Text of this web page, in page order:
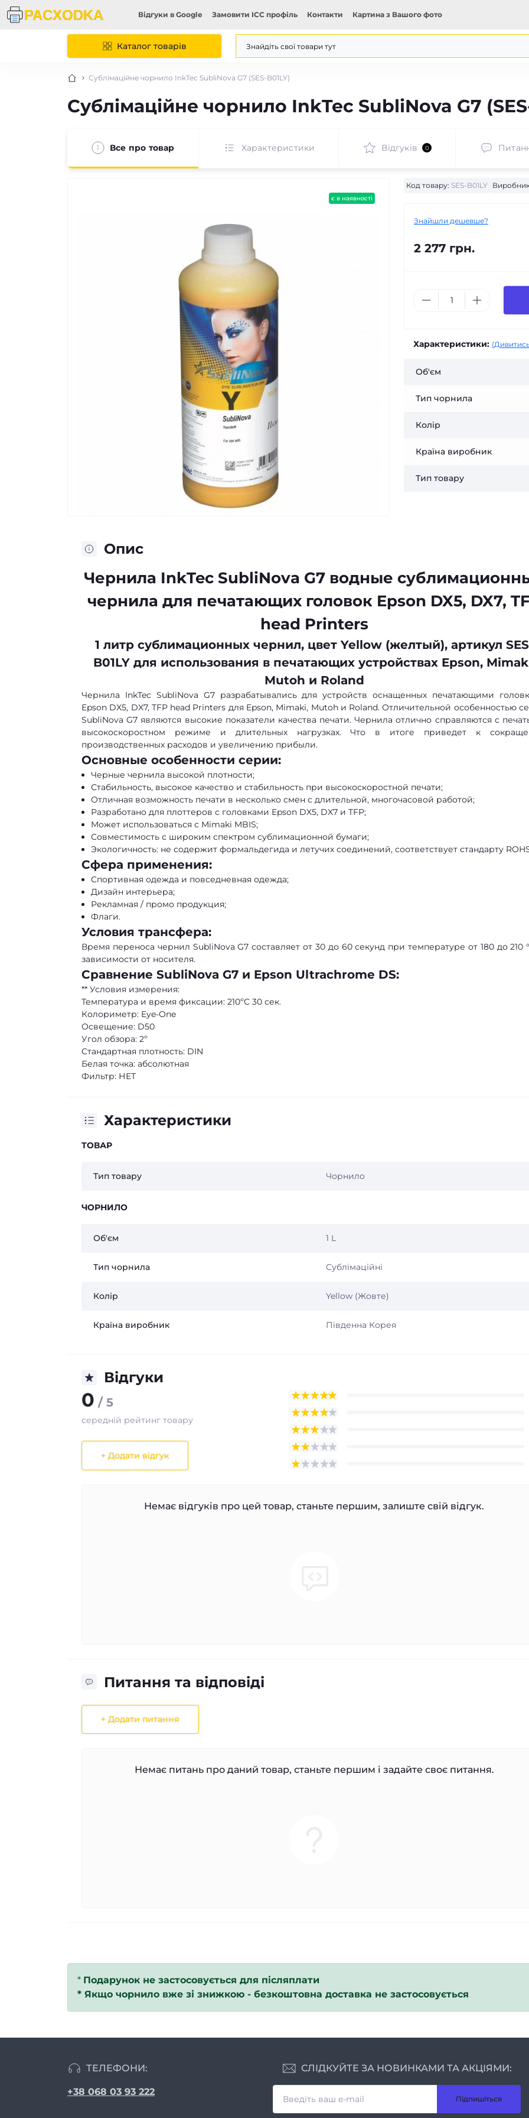
Відгуки в Google Замовити ICC профіль Контакти Картина з Вашого фото
Каталог товарів
Сублімаційне чорнило InkTec SubliNova G7 (SES-B01LY)
Сублімаційне чорнило InkTec SubliNova G7
Все про товар Характеристики Відгуків 0
є в наявності
Код товару: SES-B01LY
Знайшли дешевше?
2 277 грн.
Характеристики: (Дивитись
Об'єм
Тип чорнила
Колір
Країна виробник
Тип товару
Опис
Чернила InkTec SubliNova G7 водные
чернила для печатающих головок Epson DX5, DX7,
head Printers
1 литр сублимационных чернил, цвет Yellow (желтый), артикул
B01LY для использования в печатающих устройствах Epson,
Mutoh и Roland
Чернила InkTec SubliNova G7 разрабатывались для устройств оснащенных печатающими
Epson DX5, DX7, TFP head Printers для Epson, Mimaki, Mutoh и Roland. Отличительной особенностью
SubliNova G7 являются высокие показатели качества печати. Чернила отлично справляются с
высокоскоростном режиме и длительных нагрузках. Что в итоге приведет к
производственных расходов и увеличению прибыли.
Основные особенности серии:
Черные чернила высокой плотности;
Стабильность, высокое качество и стабильность при высокоскоростной печати;
Отличная возможность печати в несколько смен с длительной, многочасовой работой;
Разработано для плоттеров с головками Epson DX5, DX7 и TFP;
Может использоваться с Mimaki MBIS;
Совместимость с широким спектром сублимационной бумаги;
Экологичность: не содержит формальдегида и летучих соединений, соответствует стандарту
Сфера применения:
Спортивная одежда и повседневная одежда;
Дизайн интерьера;
Рекламная / промо продукция;
Флаги.
Условия трансфера:
Время переноса чернил SubliNova G7 составляет от 30 до 60 секунд при температуре от 180 до 210
зависимости от носителя.
Сравнение SubliNova G7 и Epson Ultrachrome DS:
** Условия измерения:
Температура и время фиксации: 210ºC 30 сек.
Колориметр: Eye-One
Освещение: D50
Угол обзора: 2º
Стандартная плотность: DIN
Белая точка: абсолютная
Фильтр: НЕТ
Характеристики
ТОВАР
Тип товару Чорнило
ЧОРНИЛО
Об'єм 1 L
Тип чорнила Сублімаційні
Колір Yellow (Жовте)
Країна виробник Південна Корея
Відгуки
0 / 5
середній рейтинг товару
+ Додати відгук
Немає відгуків про цей товар, станьте першим, залиште свій відгук.
Питання та відповіді
+ Додати питання
Немає питань про даний товар, станьте першим і задайте своє питання.
* Подарунок не застосовується для післяплати
* Якщо чорнило вже зі знижкою - безкоштовна доставка не застосовується
ТЕЛЕФОНИ:
+38 068 03 93 222
СЛІДКУЙТЕ ЗА НОВИНКАМИ ТА АКЦІЯМИ:
Підпишіться